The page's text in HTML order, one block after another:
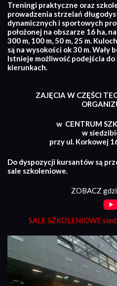
Treningi praktyczne oraz
prowadzenia strzelań
dynamicznych i sportowych
położonej na obszarze 16 ha,
300 m, 100 m, 50 m, 25 m.
są na wysokości ok 30 m. Wały
Istnieje możliwość podejścia
kierunkach.
ZAJĘCIA W CZĘŚCI
w CENTRUM
w
przy ul. Korkowej
Do dyspozycji kursantów są
sale szkoleniowe.
ZOBACZ
SALE SZKOLENIOWE